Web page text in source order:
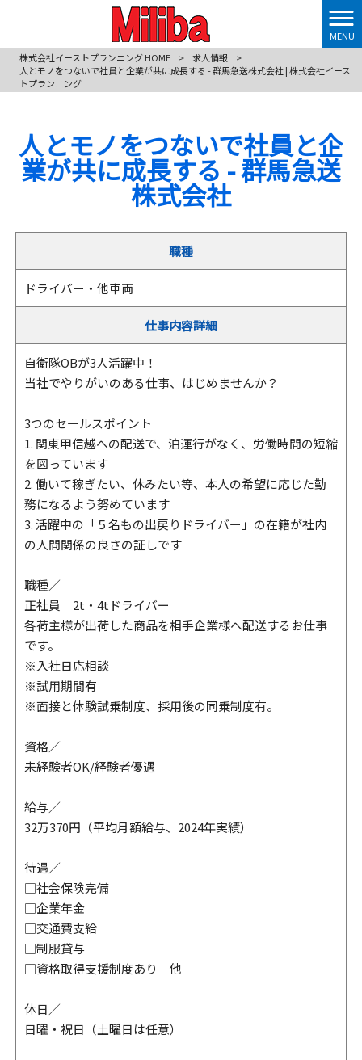
MENU
株式会社イーストプランニング HOME
> 求人情報
>
人とモノをつないで社員と企業が共に成長する - 群馬急送株式会社 | 株式会社イース
トプランニング
人とモノをつないで社員と企
業が共に成長する - 群馬急送
株式会社
職種
ドライバー・他車両
仕事内容詳細
自衛隊OBが3人活躍中！
当社でやりがいのある仕事、はじめませんか？
3つのセールスポイント
1. 関東甲信越への配送で、泊運行がなく、労働時間の短縮
を図っています
2. 働いて稼ぎたい、休みたい等、本人の希望に応じた勤
務になるよう努めています
3. 活躍中の「５名もの出戻りドライバー」の在籍が社内
の人間関係の良さの証しです
職種／
正社員 2t・4tドライバー
各荷主様が出荷した商品を相手企業様へ配送するお仕事
です。
※入社日応相談
※試用期間有
※面接と体験試乗制度、採用後の同乗制度有。
資格／
未経験者OK/経験者優遇
給与／
32万370円（平均月額給与、2024年実績）
待遇／
□社会保険完備
□企業年金
□交通費支給
□制服貸与
□資格取得支援制度あり 他
休日／
日曜・祝日（土曜日は任意）